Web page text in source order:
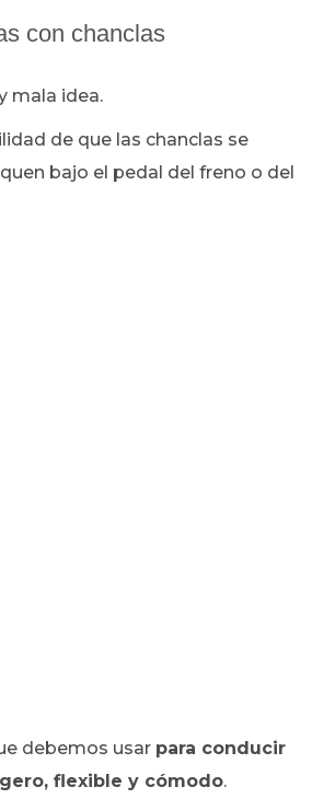
con chanclas
mala idea.
de que las chanclas se
bajo el pedal del freno o del
debemos usar para conducir
flexible y cómodo.